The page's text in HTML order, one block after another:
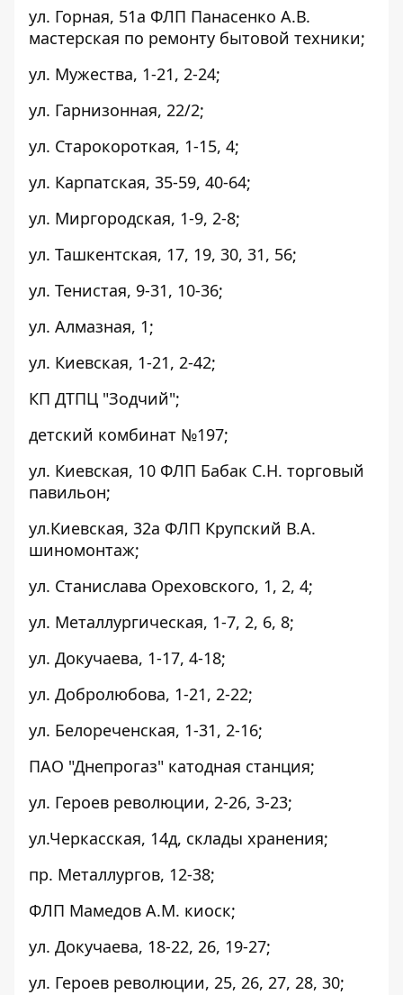
ул. Горная, 51а ФЛП Панасенко А.В.
мастерская по ремонту бытовой техники;
ул. Мужества, 1-21, 2-24;
ул. Гарнизонная, 22/2;
ул. Старокороткая, 1-15, 4;
ул. Карпатская, 35-59, 40-64;
ул. Миргородская, 1-9, 2-8;
ул. Ташкентская, 17, 19, 30, 31, 56;
ул. Тенистая, 9-31, 10-36;
ул. Алмазная, 1;
ул. Киевская, 1-21, 2-42;
КП ДТПЦ "Зодчий";
детский комбинат №197;
ул. Киевская, 10 ФЛП Бабак С.Н. торговый
павильон;
ул.Киевская, 32а ФЛП Крупский В.А.
шиномонтаж;
ул. Станислава Ореховского, 1, 2, 4;
ул. Металлургическая, 1-7, 2, 6, 8;
ул. Докучаева, 1-17, 4-18;
ул. Добролюбова, 1-21, 2-22;
ул. Белореченская, 1-31, 2-16;
ПАО "Днепрогаз" катодная станция;
ул. Героев революции, 2-26, 3-23;
ул.Черкасская, 14д, склады хранения;
пр. Металлургов, 12-38;
ФЛП Мамедов А.М. киоск;
ул. Докучаева, 18-22, 26, 19-27;
ул. Героев революции, 25, 26, 27, 28, 30;